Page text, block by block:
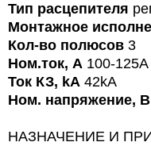
Тип расцепителя
Монтажное
Кол-во полюсов 3
Ном.ток, А 100-125A
Ток КЗ, kA 42kA
Ном. напряжение, В
НАЗНАЧЕНИЕ И